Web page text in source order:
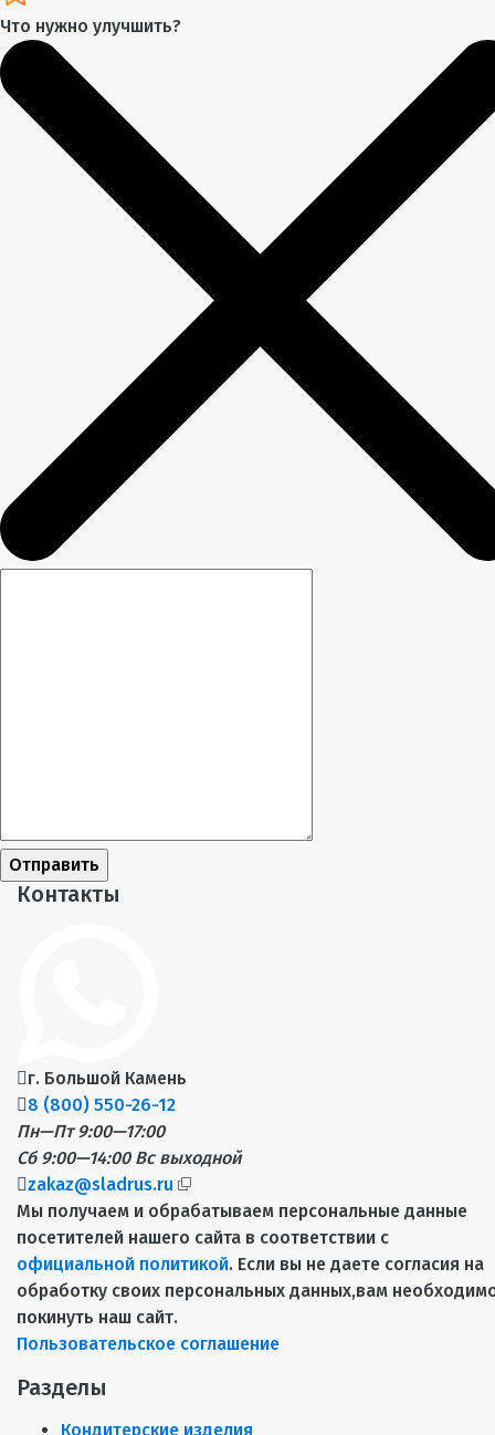
Что нужно улучшить?
Отправить
Контакты
г. Большой Камень
8 (800) 550-26-12
Пн—Пт 9:00—17:00
Сб 9:00—14:00 Вс выходной
zakaz@sladrus.ru
Мы получаем и обрабатываем персональные данные
посетителей нашего сайта в соответствии с
официальной политикой. Если вы не даете согласия на
обработку своих персональных данных,вам
покинуть наш сайт.
Пользовательское соглашение
Разделы
Кондитерские изделия